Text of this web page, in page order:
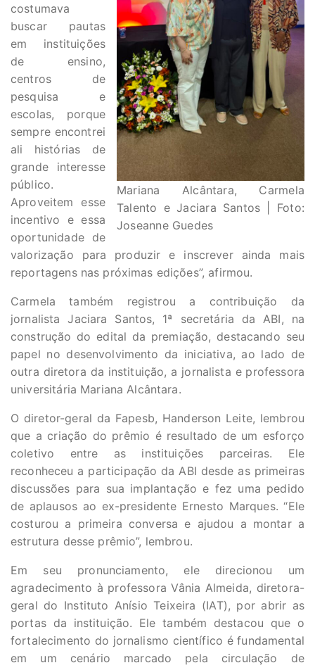
Mariana Alcântara, Carmela
Talento e Jaciara Santos | Foto:
Joseanne Guedes
costumava
buscar pautas
em instituições
de ensino,
centros de
pesquisa e
escolas, porque
sempre encontrei
ali histórias de
grande interesse
público.
Aproveitem esse
incentivo e essa
oportunidade de
valorização para produzir e inscrever ainda mais
reportagens nas próximas edições”, afirmou.
Carmela também registrou a contribuição da
jornalista Jaciara Santos, 1ª secretária da ABI, na
construção do edital da premiação, destacando seu
papel no desenvolvimento da iniciativa, ao lado de
outra diretora da instituição, a jornalista e professora
universitária Mariana Alcântara.
O diretor-geral da Fapesb, Handerson Leite, lembrou
que a criação do prêmio é resultado de um esforço
coletivo entre as instituições parceiras. Ele
reconheceu a participação da ABI desde as primeiras
discussões para sua implantação e fez uma pedido
de aplausos ao ex-presidente Ernesto Marques. “Ele
costurou a primeira conversa e ajudou a montar a
estrutura desse prêmio”, lembrou.
Em seu pronunciamento, ele direcionou um
agradecimento à professora Vânia Almeida, diretora-
geral do Instituto Anísio Teixeira (IAT), por abrir as
portas da instituição. Ele também destacou que o
fortalecimento do jornalismo científico é fundamental
em um cenário marcado pela circulação de